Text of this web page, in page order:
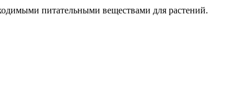
питательными веществами для растений.